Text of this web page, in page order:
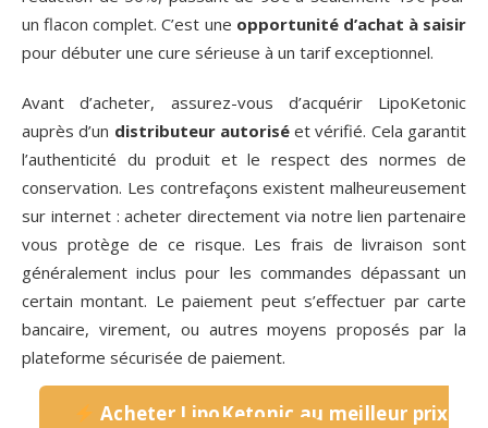
un flacon complet. C’est une opportunité d’achat à saisir
pour débuter une cure sérieuse à un tarif exceptionnel.
Avant d’acheter, assurez-vous d’acquérir LipoKetonic
auprès d’un distributeur autoriséet vérifié. Cela garantit
l’authenticité du produit et le respect des normes de
conservation. Les contrefaçons existent malheureusement
sur internet : acheter directement via notre lien partenaire
vous protège de ce risque. Les frais de livraison sont
généralement inclus pour les commandes dépassant un
certain montant. Le paiement peut s’effectuer par carte
bancaire, virement, ou autres moyens proposés par la
plateforme sécurisée de paiement.
Acheter LipoKetonic au meilleur prix